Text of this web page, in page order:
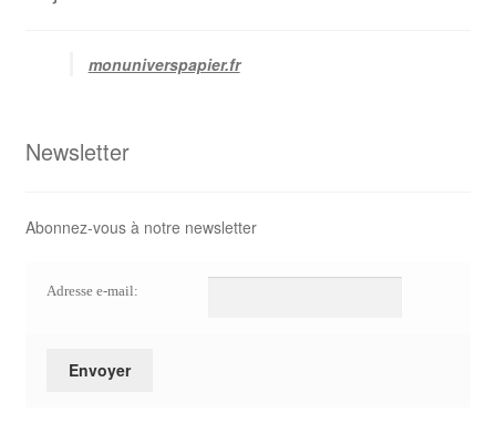
monuniverspapier.fr
Newsletter
Abonnez-vous à notre newsletter
Adresse e-mail: